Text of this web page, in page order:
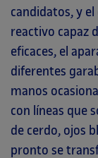
candidatos, y
reactivo capaz
eficaces, el
diferentes
manos
con líneas que
de cerdo, ojos
pronto se